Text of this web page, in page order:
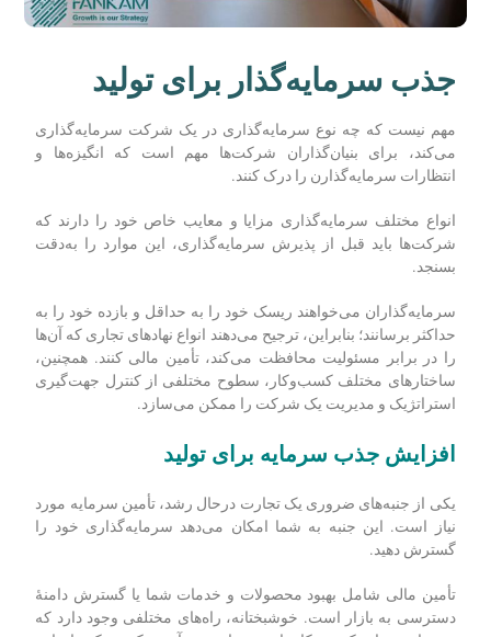
جذب سرمایه‌گذار برای تولید
مهم نیست که چه نوع سرمایه‌گذاری در یک شرکت سرمایه‌گذاری
می‌کند، برای بنیان‌گذاران شرکت‌ها مهم است که انگیزه‌ها و
انتظارات سرمایه‌گذارن را درک کنند.
انواع مختلف سرمایه‌گذاری مزایا و معایب خاص خود را دارند که
شرکت‌ها باید قبل از پذیرش سرمایه‌گذاری، این موارد را به‌دقت
بسنجد.
سرمایه‌گذاران می‌خواهند ریسک خود را به حداقل و بازده خود را به
حداکثر برسانند؛ بنابراین، ترجیح می‌دهند انواع نهادهای تجاری که آن‌ها
را در برابر مسئولیت محافظت می‌کند، تأمین مالی کنند. همچنین،
ساختارهای مختلف کسب‌وکار، سطوح مختلفی از کنترل جهت‌گیری
استراتژیک و مدیریت یک شرکت را ممکن می‌سازد.
افزایش جذب سرمایه برای تولید
یکی از جنبه‌های ضروری یک تجارت درحال ‌رشد، تأمین سرمایه مورد
نیاز است. این جنبه به شما امکان می‌دهد سرمایه‌گذاری خود را
گسترش دهید.
تأمین مالی شامل بهبود محصولات و خدمات شما یا گسترش دامنۀ
دسترسی به بازار است. خوشبختانه، راه‌های مختلفی وجود دارد که